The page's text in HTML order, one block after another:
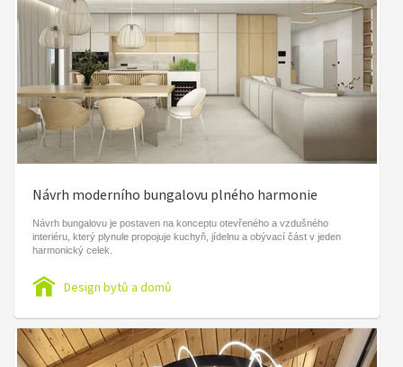
Návrh moderního bungalovu plného harmonie
Návrh bungalovu je postaven na konceptu otevřeného a vzdušného
interiéru, který plynule propojuje kuchyň, jídelnu a obývací část v jeden
harmonický celek.
Design bytů a domů